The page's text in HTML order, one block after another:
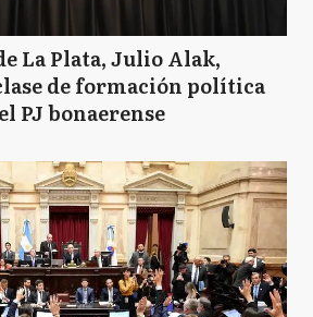
La Plata, Julio Alak,
de formación política
PJ bonaerense